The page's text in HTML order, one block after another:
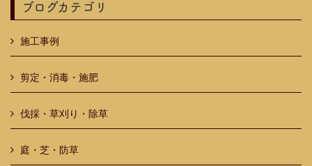
ブログカテゴリ
施工事例
剪定・消毒・施肥
伐採・草刈り・除草
庭・芝・防草